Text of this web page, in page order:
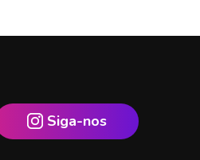
Siga-nos